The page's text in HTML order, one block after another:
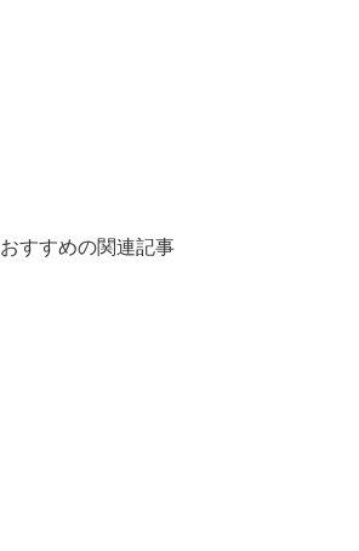
おすすめの関連記事